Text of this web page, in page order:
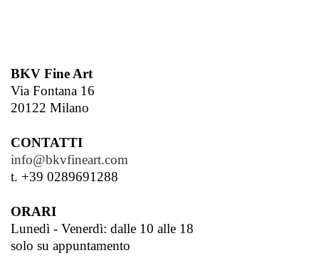
BKV Fine Art
Via Fontana 16
20122 Milano
CONTATTI
info@bkvfineart.com
t. +39 0289691288
ORARI
Lunedì - Venerdì: dalle 10 alle 18
solo su appuntamento